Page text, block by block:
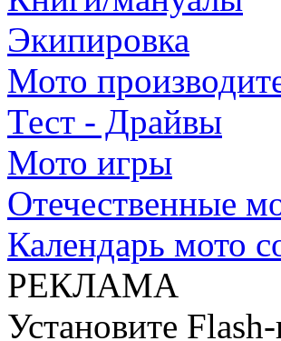
Экипировка
Мото
Тест - Драйвы
Мото игры
Отечественные
Календарь мото
РЕКЛАМА
Установите